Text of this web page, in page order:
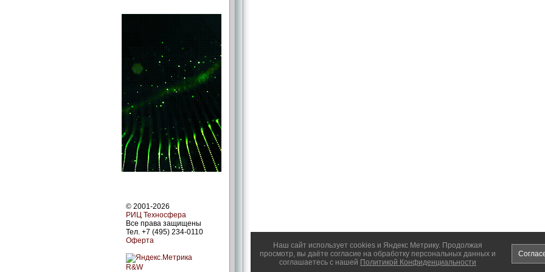
Наш сайт использует cookies и Яндекс Метрику. Продолжая
просмотр, вы даёте согласие на обработку персональных данных и
соглашаетесь с нашей Политикой Конфиденциальности
© 2001-2026
РИЦ Техносфера
Все права защищены
Тел. +7 (495) 234-0110
Оферта
R&W